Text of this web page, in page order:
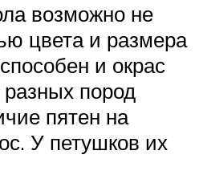
возможно не
цвета и размера
и окрас
пород
пятен на
У петушков их